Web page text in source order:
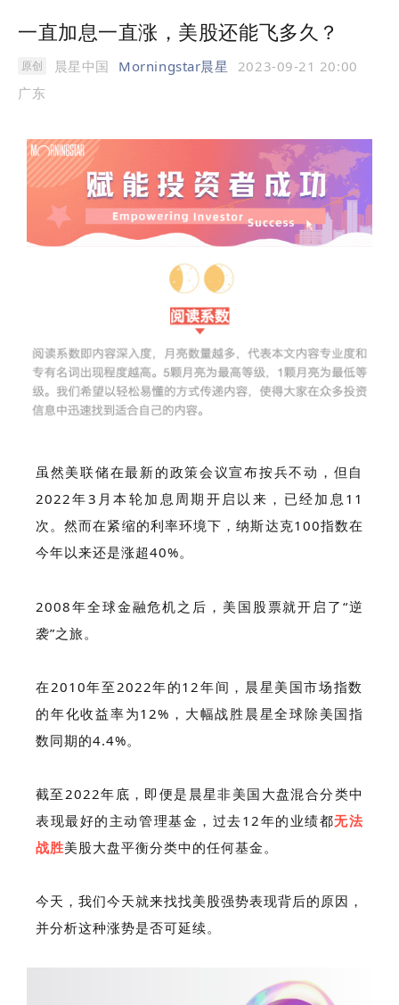
一直加息一直涨，美股还能飞多久？
原创 晨星中国 Morningstar晨星
2023-09-21 20:00
广东
虽然美联储在最新的政策会议宣布按兵不动， 但自
2022年3月本轮加息周期开启以来，已经加息11
次。然而在紧缩的利率环境下，纳斯达克100指数在
今年以来还是涨超40%。
2008年全球金融危机之后，美国股票就开启了“逆
袭”之旅。
在2010年至2022年的12年间 ，晨星美国市场指数
的年化收益率为12%，大幅战胜晨星全球除美国指
数同期的4.4%。
截至2022年底，即便是晨星非美国大盘混合分类中
表现最好的主动管理基金，过去12年的业绩都无法
战胜美股大盘平衡分类中的任何基金。
今天，我们今天就来找找美股强势表现背后的原因，
并分析这种涨势是否可延续。